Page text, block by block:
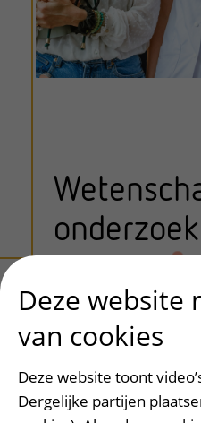
onderzoek
uitklapper,
COMPRAYA 2.0
De COMPRAYA
kennis te verkrijgen
psychosociale
waar
Deze website
van cookies
Deze website toont
Dergelijke partijen